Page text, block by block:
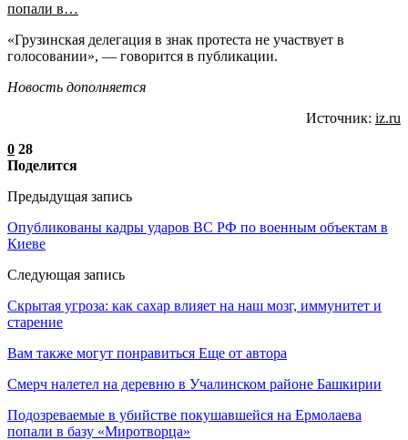
попали в…
«Грузинская делегация в знак протеста не участвует в
голосовании», — говорится в публикации.
Новость дополняется
Источник: iz.ru
0 28
Поделится
Предыдущая запись
Опубликованы кадры ударов ВС РФ по военным объектам в
Киеве
Следующая запись
Скрытая угроза: как сахар влияет на наш мозг, иммунитет и
старение
Вам также могут понравиться Еще от автора
Смерч налетел на деревню в Учалинском районе Башкирии
Подозреваемые в убийстве покушавшейся на Ермолаева
попали в базу «Миротворца»